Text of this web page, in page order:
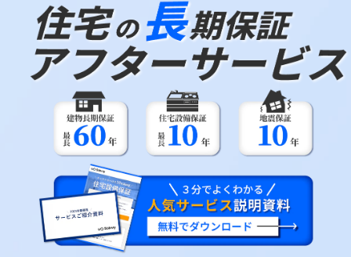
セミナー一覧